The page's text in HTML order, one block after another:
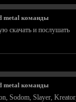
metal команды
скачать и послушать
metal команды
Sodom, Slayer,